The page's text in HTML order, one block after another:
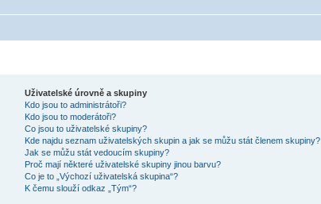
Uživatelské úrovně a skupiny
Kdo jsou to administrátoři?
Kdo jsou to moderátoři?
Co jsou to uživatelské skupiny?
Kde najdu seznam uživatelských skupin a jak se můžu stát členem skupiny?
Jak se můžu stát vedoucím skupiny?
Proč mají některé uživatelské skupiny jinou barvu?
Co je to „Výchozí uživatelská skupina“?
K čemu slouží odkaz „Tým“?